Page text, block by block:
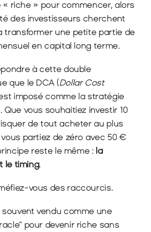
riche » pour commencer, alors
des investisseurs cherchent
transformer une petite partie de
en capital long terme.
à cette double
que le DCA (Dollar Cost
imposé comme la stratégie
Que vous souhaitiez investir 10
de tout acheter au plus
partiez de zéro avec 50 €
reste le même : la
le timing.
vous des raccourcis.
souvent vendu comme une
pour devenir riche sans